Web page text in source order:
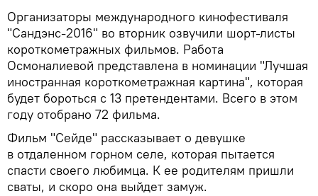
Организаторы международного кинофестиваля
"Сандэнс-2016" во вторник озвучили шорт-листы
короткометражных фильмов. Работа
Осмоналиевой представлена в номинации "Лучшая
иностранная короткометражная картина", которая
будет бороться с 13 претендентами. Всего в этом
году отобрано 72 фильма.
Фильм "Сейде" рассказывает о девушке
в отдаленном горном селе, которая пытается
спасти своего любимца. К ее родителям пришли
сваты, и скоро она выйдет замуж.